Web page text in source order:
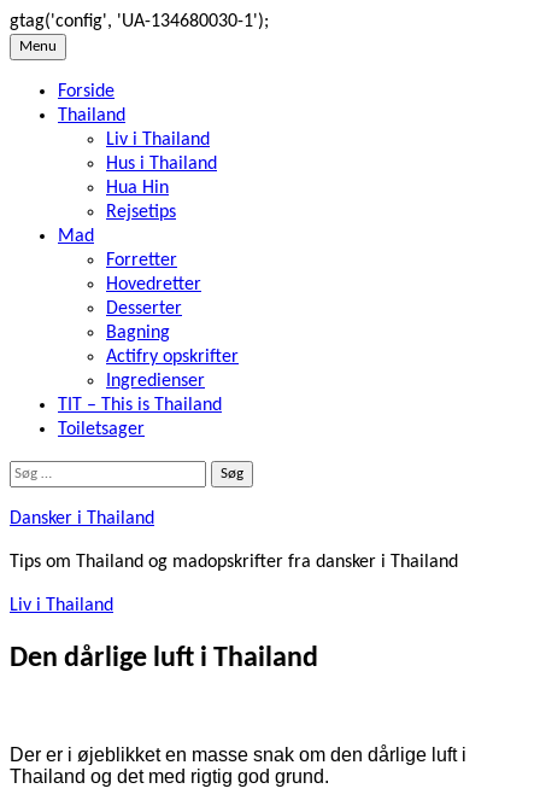
gtag('config', 'UA-134680030-1');
Skip
content
Menu
Forside
Thailand
Liv i Thailand
Hus i Thailand
Hua Hin
Rejsetips
Mad
Forretter
Hovedretter
Desserter
Bagning
Actifry opskrifter
Ingredienser
TIT – This is Thailand
Toiletsager
Søg
Dansker i Thailand
Tips om Thailand og madopskrifter fra dansker i Thailand
Liv i Thailand
Den dårlige luft i Thailand
Der er i øjeblikket en masse snak om den dårlige luft i
Thailand og det med rigtig god grund.